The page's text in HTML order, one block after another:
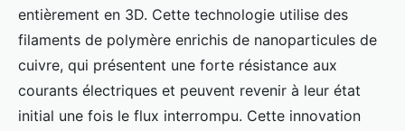
entièrement en 3D. Cette technologie utilise des
filaments de polymère enrichis de nanoparticules de
cuivre, qui présentent une forte résistance aux
courants électriques et peuvent revenir à leur état
initial une fois le flux interrompu. Cette innovation